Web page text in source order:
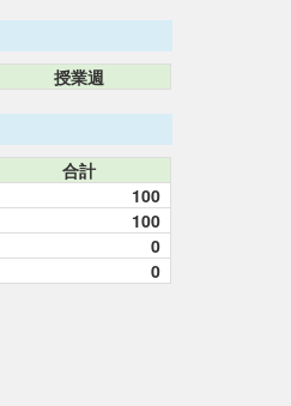
授業週
合計
100
100
0
0